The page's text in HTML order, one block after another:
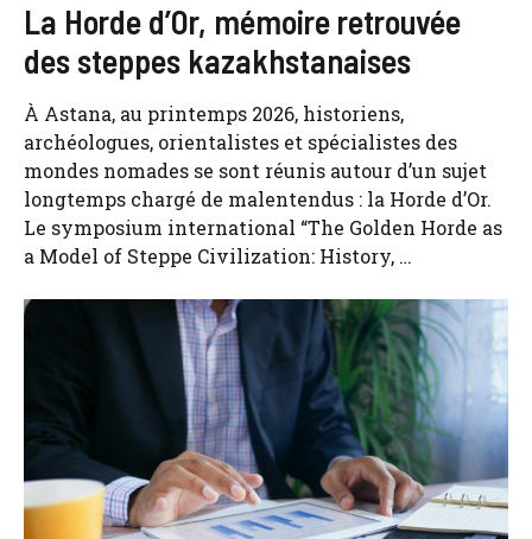
La Horde d’Or, mémoire retrouvée
des steppes kazakhstanaises
À Astana, au printemps 2026, historiens,
archéologues, orientalistes et spécialistes des
mondes nomades se sont réunis autour d’un sujet
longtemps chargé de malentendus : la Horde d’Or.
Le symposium international “The Golden Horde as
a Model of Steppe Civilization: History, …